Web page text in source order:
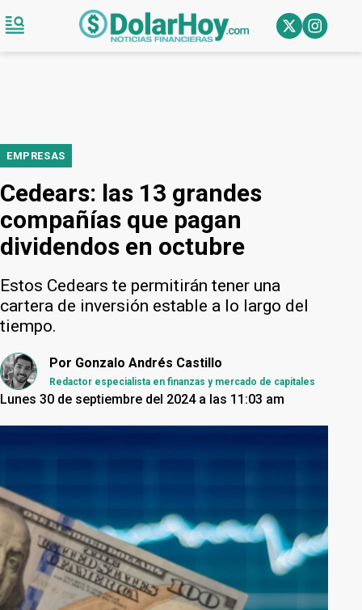
EMPRESAS
Cedears: las 13 grandes
compañías que pagan
dividendos en octubre
Estos Cedears te permitirán tener una
cartera de inversión estable a lo largo del
tiempo.
Por Gonzalo Andrés Castillo
Redactor especialista en finanzas y mercado de capitales
Lunes 30 de septiembre del 2024 a las 11:03 am